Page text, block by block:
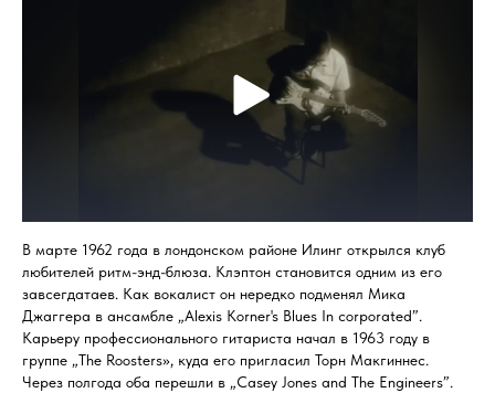
В марте 1962 года в лондонском районе Илинг открылся клуб
любителей ритм-энд-блюза. Клэптон становится одним из его
завсегдатаев. Как вокалист он нередко подменял Мика
Джаггера в ансамбле „Alexis Korner's Blues In corporated”.
Карьеру профессионального гитариста начал в 1963 году в
группе „The Roosters», куда его пригласил Торн Макгиннес.
Через полгода оба перешли в „Casey Jones and The Engineers”.